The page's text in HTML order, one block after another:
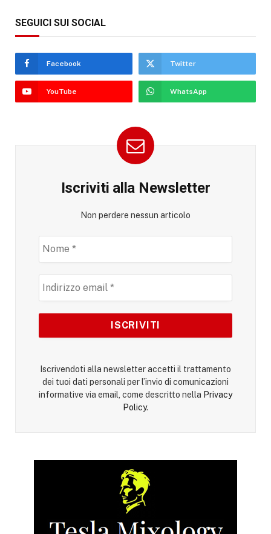
SEGUICI SUI SOCIAL
Facebook Twitter
YouTube WhatsApp
Iscriviti alla Newsletter
Non perdere nessun articolo
Iscrivendoti alla newsletter accetti il trattamento
dei tuoi dati personali per l’invio di comunicazioni
informative via email, come descritto nella Privacy
Policy.